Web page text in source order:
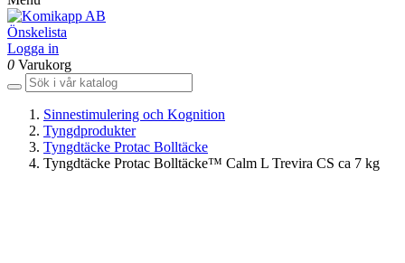
Önskelista
Logga in
0 Varukorg
Sinnestimulering och Kognition
Tyngdprodukter
Tyngdtäcke Protac Bolltäcke
Tyngdtäcke Protac Bolltäcke™ Calm L Trevira CS ca 7 kg